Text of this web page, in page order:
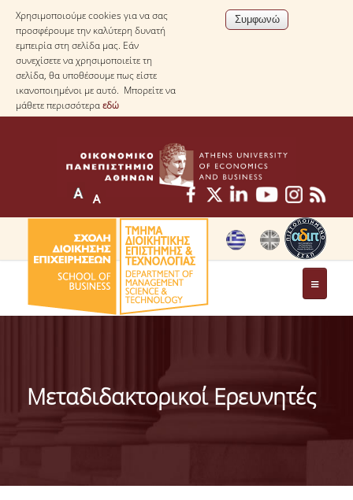
Χρησιμοποιούμε cookies για να σας
προσφέρουμε την καλύτερη δυνατή
εμπειρία στη σελίδα μας. Εάν
συνεχίσετε να χρησιμοποιείτε τη
σελίδα, θα υποθέσουμε πως είστε
ικανοποιημένοι με αυτό. Μπορείτε να
μάθετε περισσότεραεδώ
ΤΟ ΤΜΗΜΑ
ΤΑΥΤΟΤΗΤΑ ΤΟΥ ΤΜΗΜΑΤΟΣ
ΑΠΟΣΤΟΛΗ ΤΟΥ ΤΜΗΜΑΤΟΣ
Μεταδιδακτορικοί Ερευνητές